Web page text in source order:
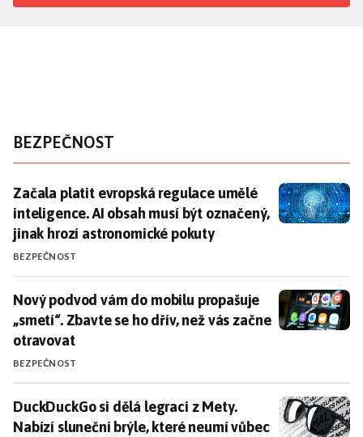
BEZPEČNOST
Začala platit evropská regulace umělé inteligence.
Začala platit evropská regulace umělé
inteligence. AI obsah musí být označený,
jinak hrozí astronomické pokuty
BEZPEČNOST
Nový podvod vám do mobilu propašuje „smetí“.
Nový podvod vám do mobilu propašuje
„smetí“. Zbavte se ho dřív, než vás začne
otravovat
BEZPEČNOST
DuckDuckGo si dělá legraci z Mety. Nabízí sluneční
DuckDuckGo si dělá legraci z Mety.
Nabízí sluneční brýle, které neumí vůbec